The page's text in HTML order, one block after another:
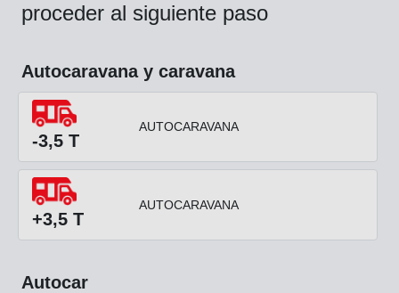
proceder al siguiente paso
Autocaravana y caravana
-3,5 T
AUTOCARAVANA
+3,5 T
AUTOCARAVANA
Autocar